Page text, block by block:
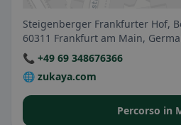
Steigenberger Frankfurter Hof,
60311 Frankfurt am Main,
📞 +49 69 348676366
🌐 zukaya.com
Percorso in